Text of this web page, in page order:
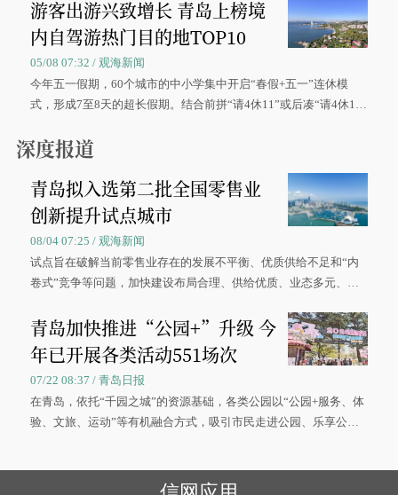
游客出游兴致增长 青岛上榜境
内自驾游热门目的地TOP10
05/08 07:32 / 观海新闻
今年五一假期，60个城市的中小学集中开启“春假+五一”连休模
式，形成7至8天的超长假期。结合前拼“请4休11”或后凑“请4休1
深度报道
青岛拟入选第二批全国零售业
创新提升试点城市
08/04 07:25 / 观海新闻
试点旨在破解当前零售业存在的发展不平衡、优质供给不足和“内
卷式”竞争等问题，加快建设布局合理、供给优质、业态多元、智
青岛加快推进“公园+”升级 今
年已开展各类活动551场次
07/22 08:37 / 青岛日报
在青岛，依托“千园之城”的资源基础，各类公园以“公园+服务、体
验、文旅、运动”等有机融合方式，吸引市民走进公园、乐享公